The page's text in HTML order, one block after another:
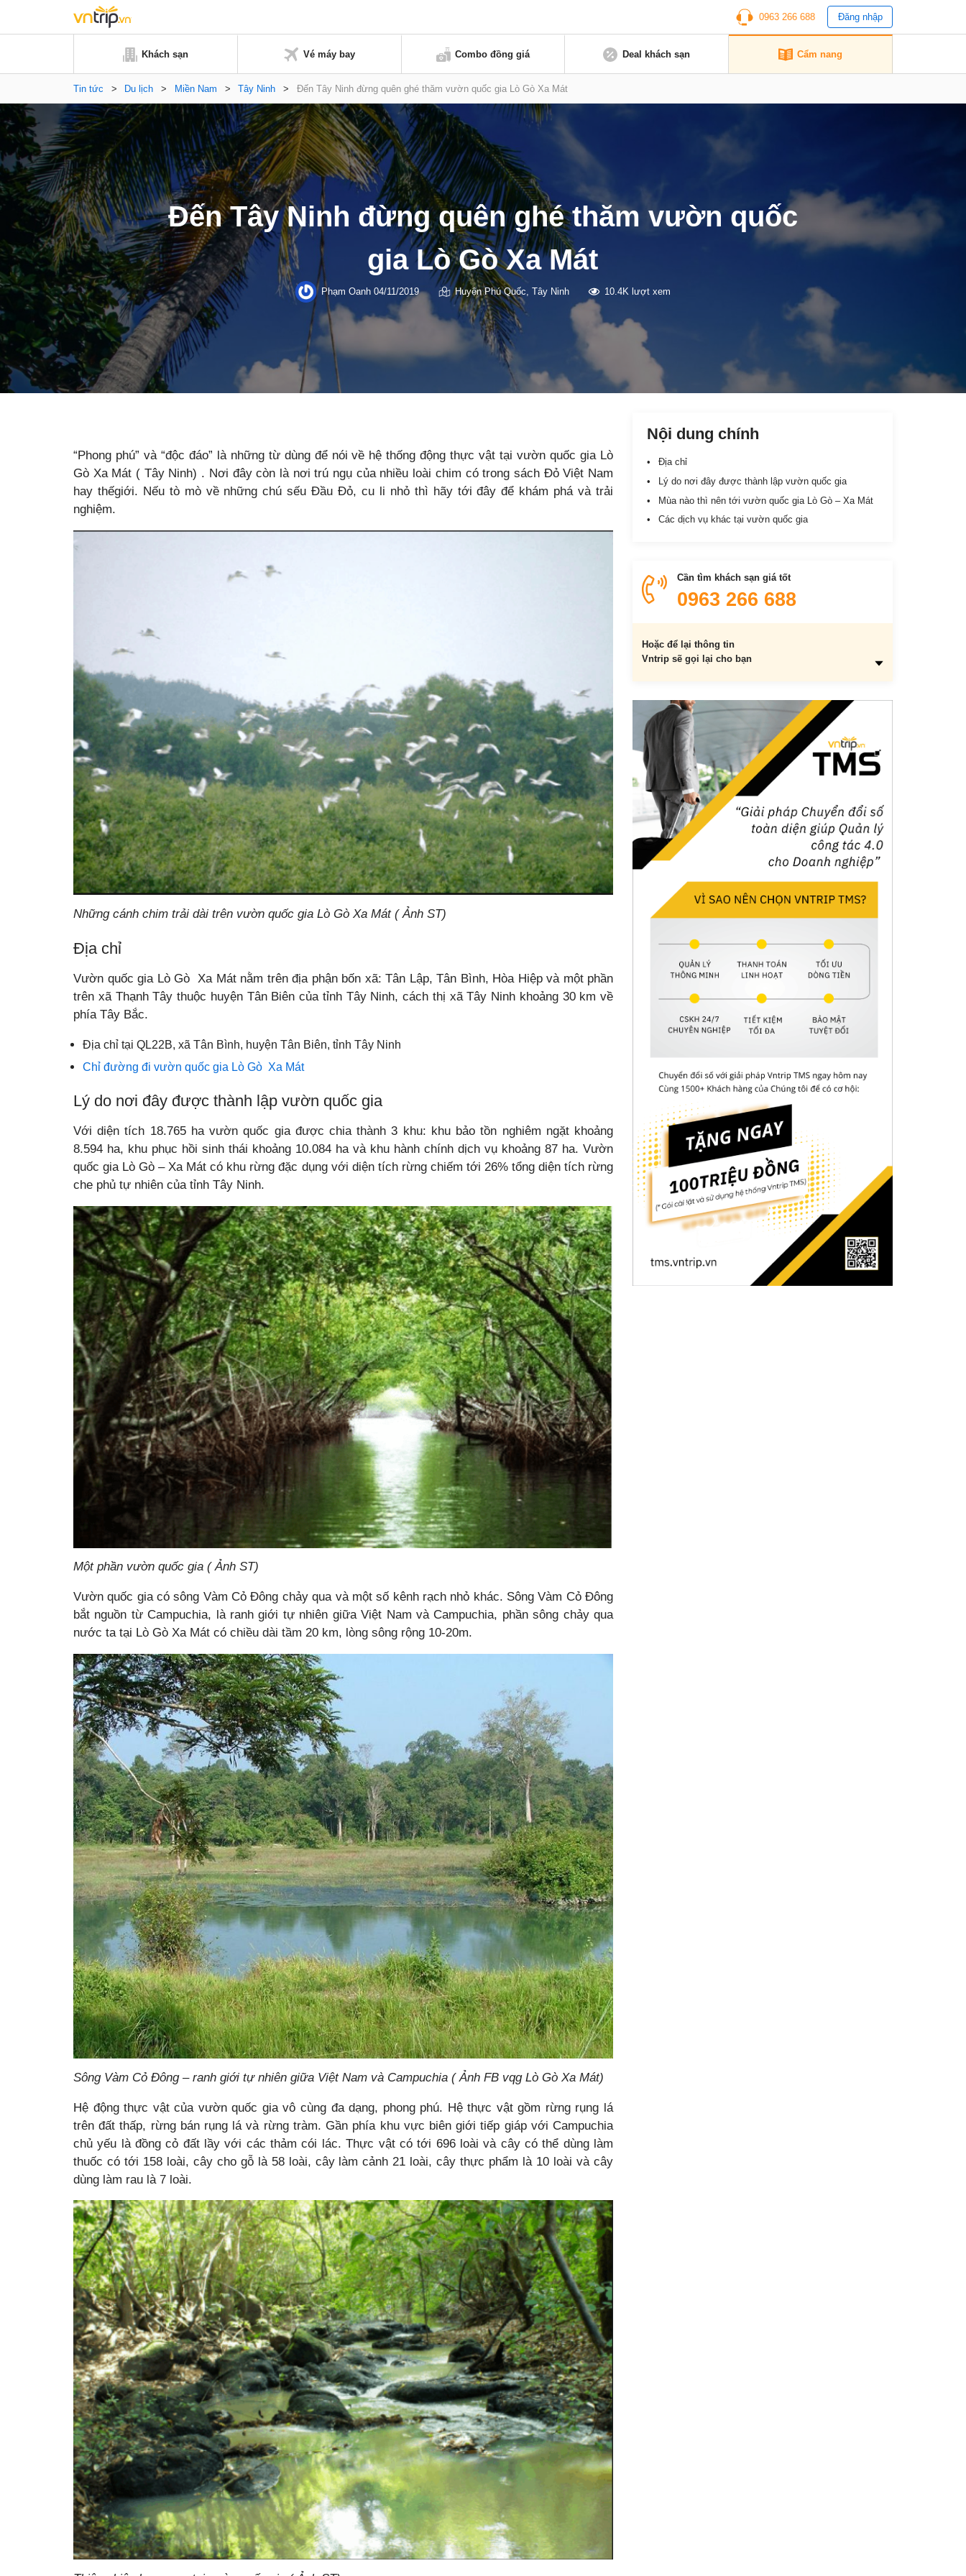
0963 266 688 Đăng nhập
Khách sạn Vé máy bay Combo đồng giá Deal khách sạn Cẩm nang
Tin tức > Du lịch > Miền Nam > Tây Ninh > Đến Tây Ninh đừng quên ghé thăm vườn quốc gia Lò Gò Xa Mát
Đến Tây Ninh đừng quên ghé thăm vườn quốc
gia Lò Gò Xa Mát
Phạm Oanh 04/11/2019 Huyện Phú Quốc Tây Ninh 10.4K lượt xem
“Phong phú” và “độc đáo” là những từ dùng để nói về hệ thống động thực vật tại vườn quốc gia Lò
Gò Xa Mát ( Tây Ninh) . Nơi đây còn là nơi trú ngụ của nhiều loài chim có trong sách Đỏ Việt Nam
hay thếgiới. Nếu tò mò về những chú sếu Đầu Đỏ, cu li nhỏ thì hãy tới đây để khám phá và trải
nghiệm.
Những cánh chim trải dài trên vườn quốc gia Lò Gò Xa Mát ( Ảnh ST)
Địa chỉ
Vườn quốc gia Lò Gò Xa Mát nằm trên địa phận bốn xã: Tân Lập, Tân Bình, Hòa Hiệp và một phần
trên xã Thạnh Tây thuộc huyện Tân Biên của tỉnh Tây Ninh, cách thị xã Tây Ninh khoảng 30 km về
phía Tây Bắc.
Địa chỉ tại QL22B, xã Tân Bình, huyện Tân Biên, tỉnh Tây Ninh
Chỉ đường đi vườn quốc gia Lò Gò Xa Mát
Lý do nơi đây được thành lập vườn quốc gia
Với diện tích 18.765 ha vườn quốc gia được chia thành 3 khu: khu bảo tồn nghiêm ngặt khoảng
8.594 ha, khu phục hồi sinh thái khoảng 10.084 ha và khu hành chính dịch vụ khoảng 87 ha. Vườn
quốc gia Lò Gò – Xa Mát có khu rừng đặc dụng với diện tích rừng chiếm tới 26% tổng diện tích rừng
che phủ tự nhiên của tỉnh Tây Ninh.
Một phần vườn quốc gia ( Ảnh ST)
Vườn quốc gia có sông Vàm Cỏ Đông chảy qua và một số kênh rạch nhỏ khác. Sông Vàm Cỏ Đông
bắt nguồn từ Campuchia, là ranh giới tự nhiên giữa Việt Nam và Campuchia, phần sông chảy qua
nước ta tại Lò Gò Xa Mát có chiều dài tầm 20 km, lòng sông rộng 10-20m.
Sông Vàm Cỏ Đông – ranh giới tự nhiên giữa Việt Nam và Campuchia ( Ảnh FB vqg Lò Gò Xa Mát)
Hệ động thực vật của vườn quốc gia vô cùng đa dạng, phong phú. Hệ thực vật gồm rừng rụng lá
trên đất thấp, rừng bán rụng lá và rừng tràm. Gần phía khu vực biên giới tiếp giáp với Campuchia
chủ yếu là đồng cỏ đất lầy với các thảm cói lác. Thực vật có tới 696 loài và cây có thể dùng làm
thuốc có tới 158 loài, cây cho gỗ là 58 loài, cây làm cảnh 21 loài, cây thực phẩm là 10 loài và cây
dùng làm rau là 7 loài.
Nội dung chính
Địa chỉ
Lý do nơi đây được thành lập vườn quốc gia
Mùa nào thì nên tới vườn quốc gia Lò Gò – Xa Mát
Các dịch vụ khác tại vườn quốc gia
Cần tìm khách sạn giá tốt
0963 266 688
Hoặc để lại thông tin
Vntrip sẽ gọi lại cho bạn